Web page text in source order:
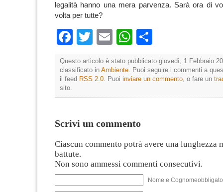
legalità hanno una mera parvenza. Sarà ora di
volta per tutte?
Facebook
TwitterEmailWhatsApp
Questo articolo è stato pubblicato giovedì, 1 Febbraio
classificato in Ambiente . Puoi seguire i commenti a
il feed RSS 2.0 . Puoi inviare un commento , o fare un
sito.
Scrivi un commento
Ciascun commento potrà avere una lunghezza
battute.
Non sono ammessi commenti consecutivi.
Nome e